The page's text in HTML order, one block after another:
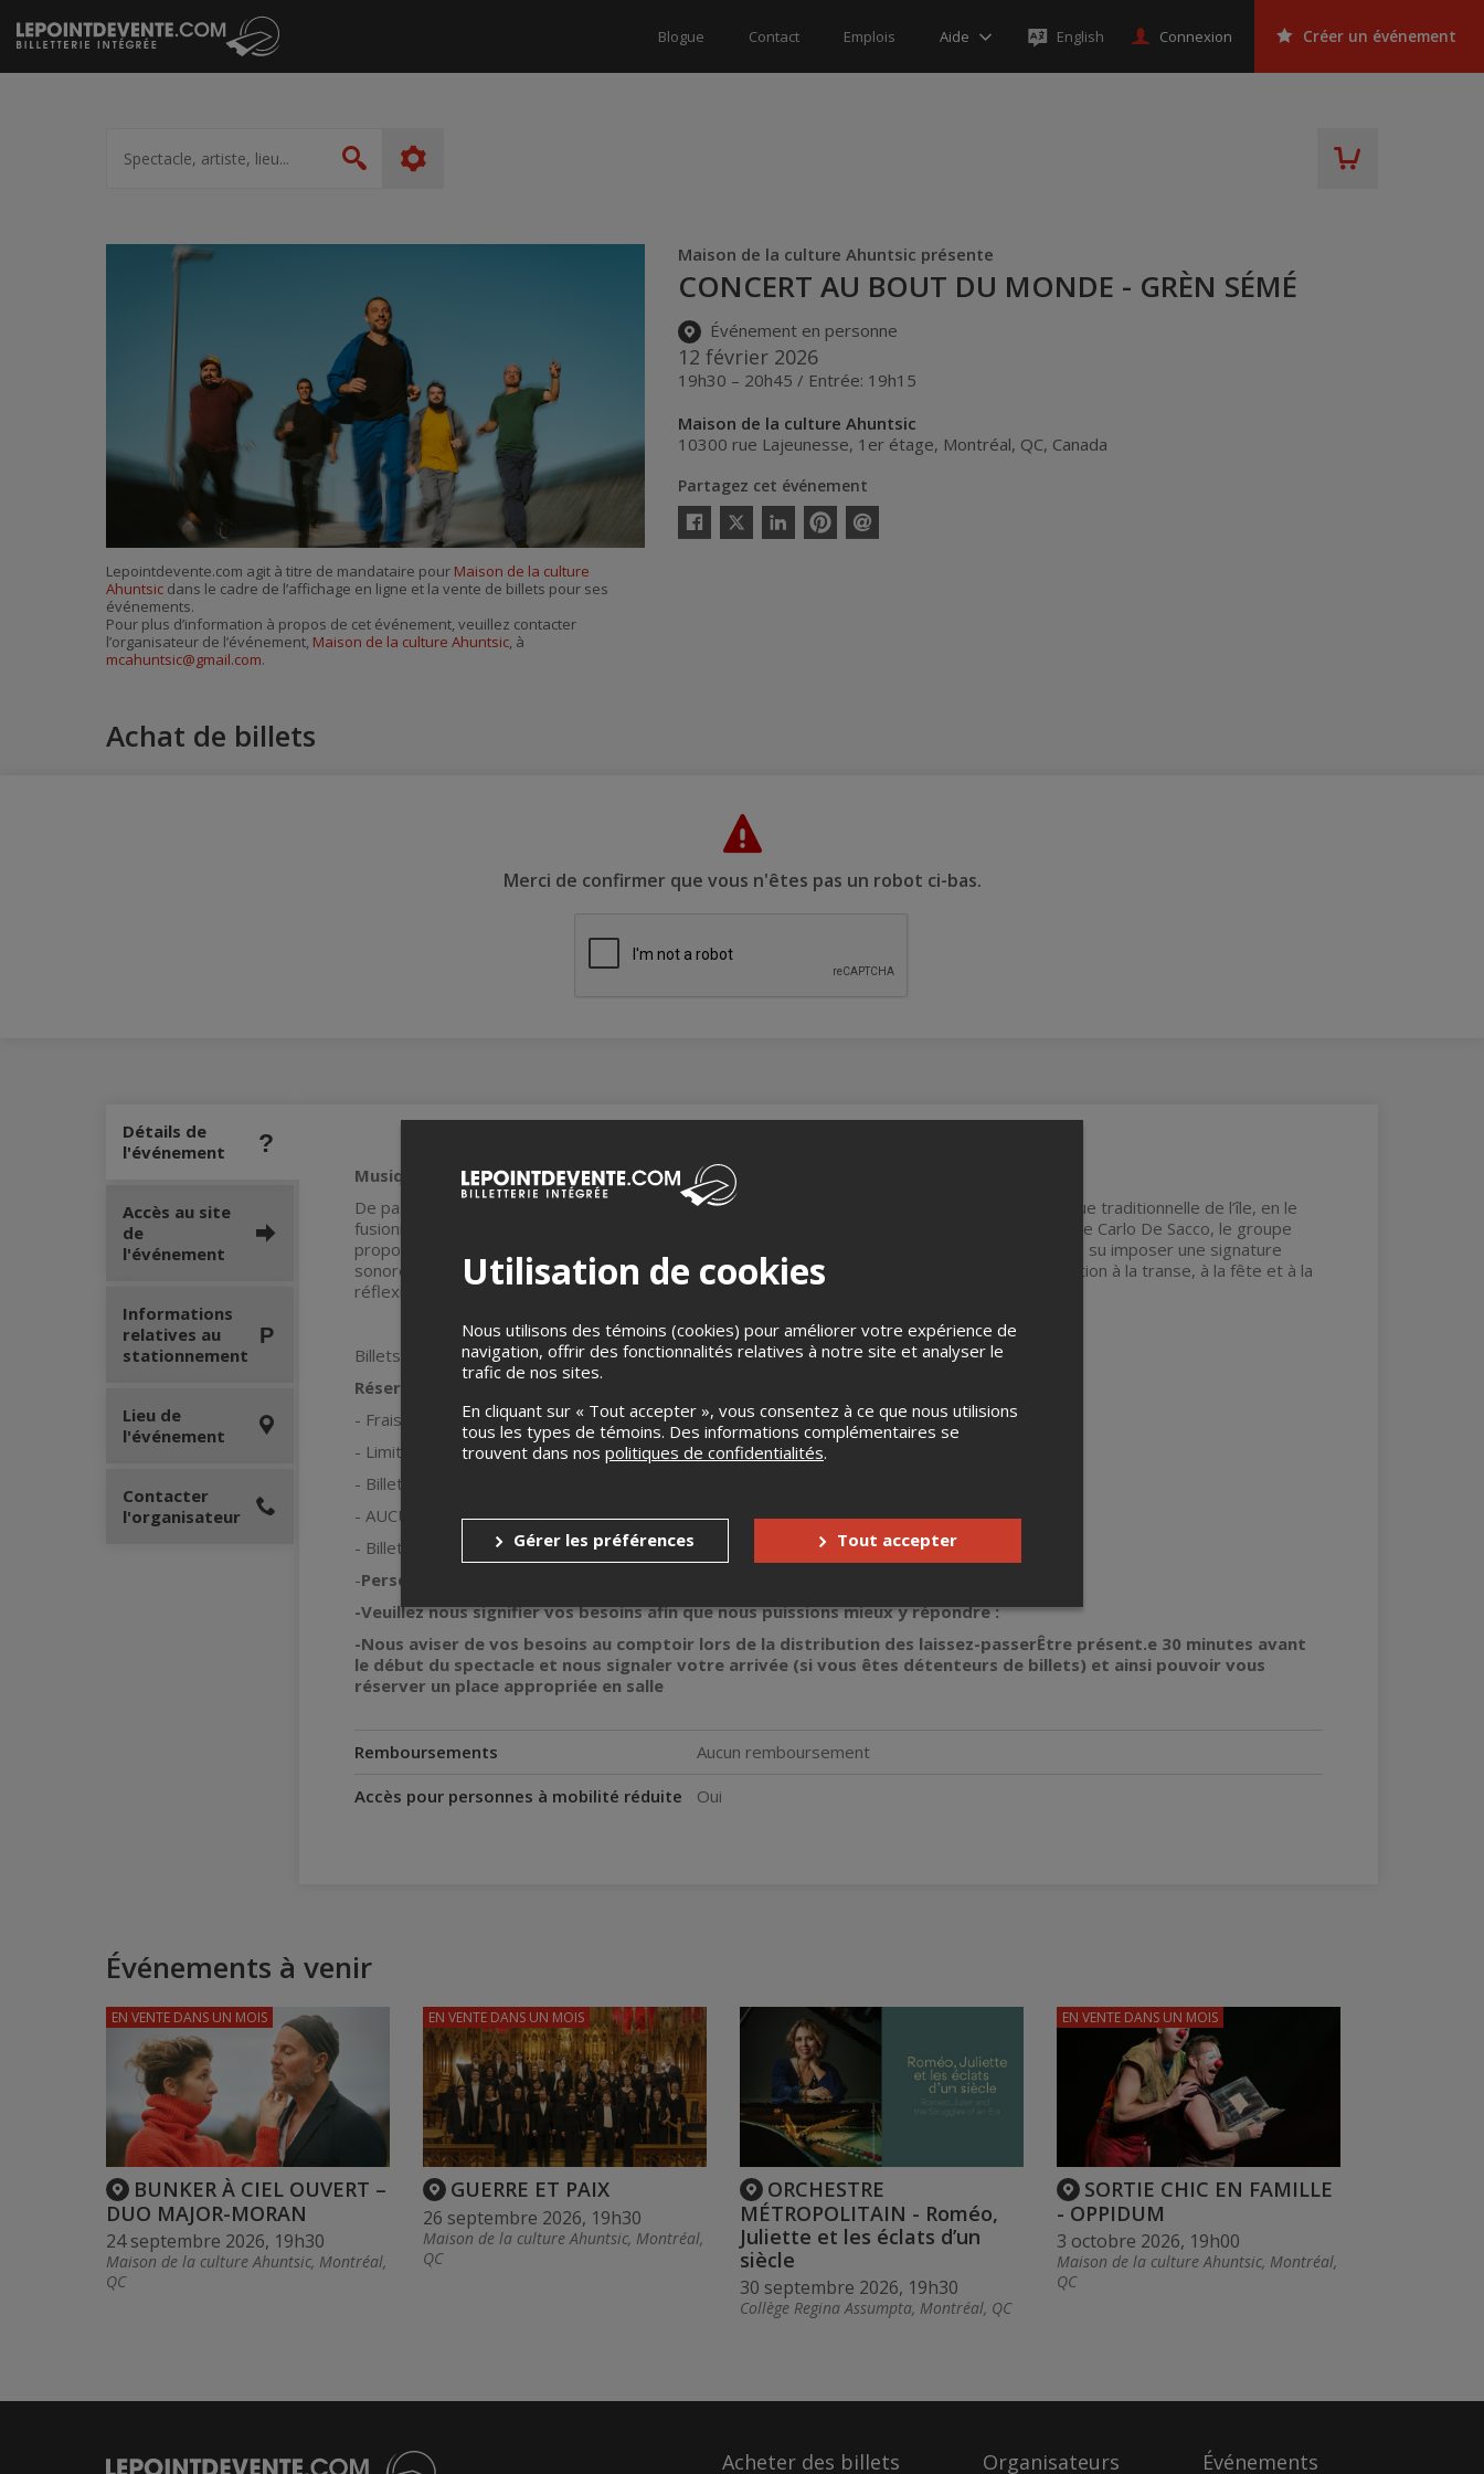
Passer
au
contenu
Blogue Contact Emplois Aide English Connexion Créer un événement
artiste,
lieu...
Rechercher
Maison de la culture Ahuntsic présente
CONCERT AU BOUT DU MONDE - GRÈN SÉMÉ
Événement en personne
12 février 2026
19h30 – 20h45 / Entrée: 19h15
Maison de la culture Ahuntsic
10300 rue Lajeunesse, 1er étage, Montréal, QC, Canada
Partagez cet événement
Facebook
Twitter
LinkedinPinterestEnvoyer
Lepointdevente.com agit à titre de mandataire pour Maison de la culture
Ahuntsic dans le cadre de l’affichage en ligne et la vente de billets pour ses
événements.
Pour plus d’information à propos de cet événement, veuillez contacter
l’organisateur de l’événement, Maison de la culture Ahuntsic, à
mcahuntsic@gmail.com.
Achat de billets
Merci de confirmer que vous n'êtes pas un robot ci-bas.
Détails de
l'événement
Musiques originales inspirées des traditions de l’Île de la Réunion
De passage à Montréal, Grèn Sémé est un quintette réunionnais qui réinvente le maloya, musique traditionnelle de l’île, en le
fusionnant avec la pop africaine, l’électro et le dub. Porté par les textes poétiques et engagés de Carlo De Sacco, le groupe
propose une chanson créole, vibrante et universelle. Depuis sa formation en 2006, Grèn Sémé a su imposer une signature
sonore singulière, entre rythmes ternaires de l’océan Indien et pulsations modernes. Une invitation à la transe, à la fête et à la
réflexion, portée par une énergie organique et une parole libre.
Billets distribués le samedi 31 janvier, 13 h
Réservation en ligne :
- Frais de 2$ d'administration sur les billets en ligne
- Limite de 2 billets par personne, les autres seront annulés
- Billets réservés aux montréalais
- AUCUN REMBOURSEMENT
- Billet valide jusqu’à 10 minutes avant l’heure de la représentation.
-Personne en
-Veuillez nous signifier vos besoins afin que nous puissions mieux y répondre :
-Nous aviser de vos besoins au comptoir lors de la distribution des laissez-passerÊtre présent.e 30 minutes avant
le début du spectacle et nous signaler votre arrivée (si vous êtes détenteurs de billets) et ainsi pouvoir vous
réserver un place appropriée en salle
Remboursements
Aucun remboursement
Accès pour personnes à mobilité réduite
Oui
Accès au site
de
l'événement
Informations
relatives au
stationnement
Lieu de
l'événement
Contacter
l'organisateur
Événements à venir
BUNKER À CIEL OUVERT –
DUO MAJOR-MORAN
24 septembre 2026, 19h30
Maison de la culture Ahuntsic, Montréal,
QC
EN VENTE DANS UN MOIS
GUERRE ET PAIX
26 septembre 2026, 19h30
Maison de la culture Ahuntsic, Montréal,
QC
EN VENTE DANS UN MOIS
ORCHESTRE
MÉTROPOLITAIN - Roméo,
Juliette et les éclats d’un
siècle
30 septembre 2026, 19h30
Collège Regina Assumpta, Montréal, QC
SORTIE CHIC EN FAMILLE
- OPPIDUM
3 octobre 2026, 19h00
Maison de la culture Ahuntsic, Montréal,
QC
EN VENTE DANS UN MOIS
Acheter des billets Organisateurs Événements
Utilisation de cookies
Nous utilisons des témoins (cookies) pour améliorer votre expérience de
navigation, offrir des fonctionnalités relatives à notre site et analyser le
trafic de nos sites.
En cliquant sur « Tout accepter », vous consentez à ce que nous utilisions
tous les types de témoins. Des informations complémentaires se
trouvent dans nos politiques de confidentialités.
Gérer les préférences Tout accepter